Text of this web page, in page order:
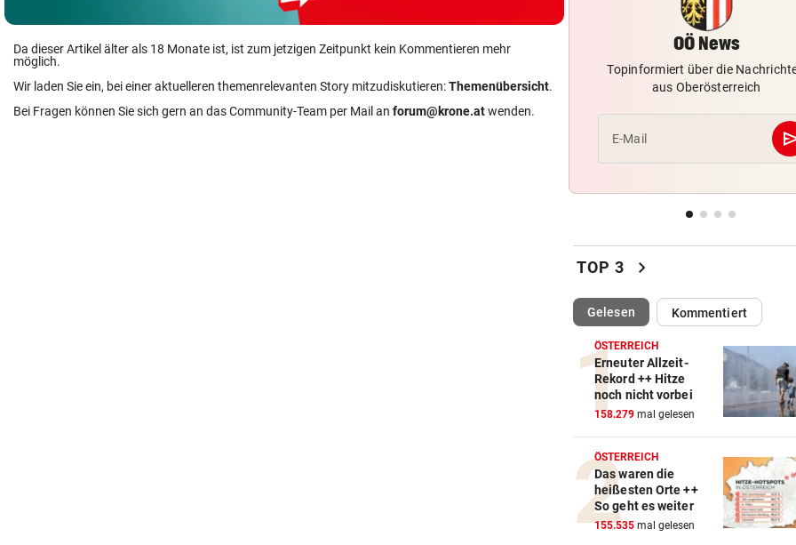
Da dieser Artikel älter als 18 Monate ist, ist zum jetzigen Zeitpunkt kein Kommentieren mehr
möglich.
Wir laden Sie ein, bei einer aktuelleren themenrelevanten Story mitzudiskutieren:Themenübersicht.
Bei Fragen können Sie sich gern an das Community-Team per Mail an forum@krone.atwenden.
230 PS! 13-Jährige schrieb im
Autocross Geschichte
PATIENTEN WOHLAUF vor
Premiere an Linzer Uniklinik:
Herz-OP mit Roboter
vor
entstehen wird
geht vor Gericht
500 STELLEN BETROFFEN
Linzer Tech-Firma hat
fast abgeschlossen
ASIA-PLÄNE STOCKEN vor
Doch noch überraschende
um Kult-Wirtshaus?
OÖ News
Topinformiert über die
aus Oberösterreich
E-Mail
TOP 3 chevron_right
Gelesen(ausgewählt)Kommentiert
ÖSTERREICH
Erneuter Allzeit-
Rekord ++ Hitze
noch nicht vorbei
158.279 mal gelesen
ÖSTERREICH
Das waren die
heißesten Orte ++
So geht es weiter
155.535 mal gelesen